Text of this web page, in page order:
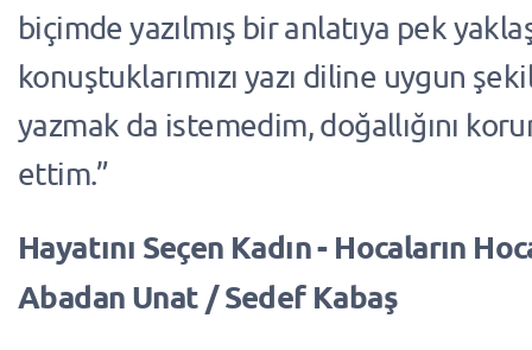
biçimde yazılmış bir anlatıya pek
konuştuklarımızı yazı diline uygun
yazmak da istemedim, doğallığını
ettim.”
Hayatını Seçen Kadın - Hocaların
Abadan Unat / Sedef Kabaş